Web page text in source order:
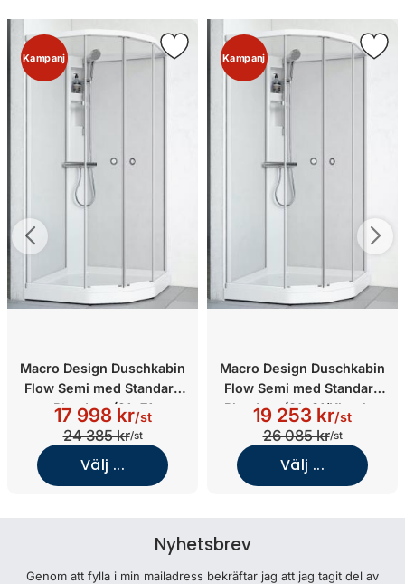
Kampanj
Macro Design Duschkabin
Flow Semi med Standard
Blandare (91x71
Vänster/Klarglas/Vit)
17 998 kr/st
24 385 kr/st
Välj ...
Kampanj
Macro Design Duschkabin
Flow Semi med Standard
Blandare (81x81/Klarglas
med Vit bakvägg/Matt)
19 253 kr/st
26 085 kr/st
Välj ...
Nyhetsbrev
Genom att fylla i min mailadress bekräftar jag att jag tagit del av